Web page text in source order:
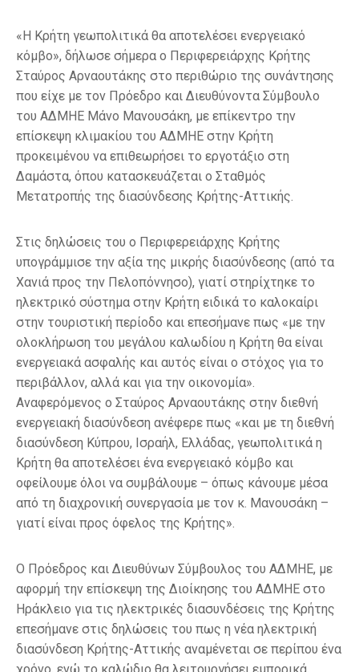
«Η Κρήτη γεωπολιτικά θα αποτελέσει ενεργειακό
κόμβο», δήλωσε σήμερα ο Περιφερειάρχης Κρήτης
Σταύρος Αρναουτάκης στο περιθώριο της συνάντησης
που είχε με τον Πρόεδρο και Διευθύνοντα Σύμβουλο
του ΑΔΜΗΕ Μάνο Μανουσάκη, με επίκεντρο την
επίσκεψη κλιμακίου του ΑΔΜΗΕ στην Κρήτη
προκειμένου να επιθεωρήσει το εργοτάξιο στη
Δαμάστα, όπου κατασκευάζεται ο Σταθμός
Μετατροπής της διασύνδεσης Κρήτης-Αττικής.
Στις δηλώσεις του ο Περιφερειάρχης Κρήτης
υπογράμμισε την αξία της μικρής διασύνδεσης (από τα
Χανιά προς την Πελοπόννησο), γιατί στηρίχτηκε το
ηλεκτρικό σύστημα στην Κρήτη ειδικά το καλοκαίρι
στην τουριστική περίοδο και επεσήμανε πως «με την
ολοκλήρωση του μεγάλου καλωδίου η Κρήτη θα είναι
ενεργειακά ασφαλής και αυτός είναι ο στόχος για το
περιβάλλον, αλλά και για την οικονομία».
Αναφερόμενος ο Σταύρος Αρναουτάκης στην διεθνή
ενεργειακή διασύνδεση ανέφερε πως «και με τη διεθνή
διασύνδεση Κύπρου, Ισραήλ, Ελλάδας, γεωπολιτικά η
Κρήτη θα αποτελέσει ένα ενεργειακό κόμβο και
οφείλουμε όλοι να συμβάλουμε – όπως κάνουμε μέσα
από τη διαχρονική συνεργασία με τον κ. Μανουσάκη –
γιατί είναι προς όφελος της Κρήτης».
Ο Πρόεδρος και Διευθύνων Σύμβουλος του ΑΔΜΗΕ, με
αφορμή την επίσκεψη της Διοίκησης του ΑΔΜΗΕ στο
Ηράκλειο για τις ηλεκτρικές διασυνδέσεις της Κρήτης
επεσήμανε στις δηλώσεις του πως η νέα ηλεκτρική
διασύνδεση Κρήτης-Αττικής αναμένεται σε περίπου ένα